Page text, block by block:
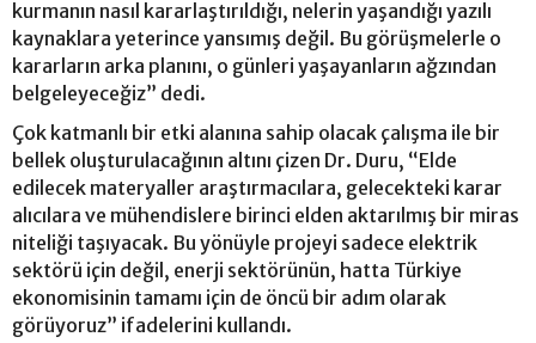
kurmanın nasıl kararlaştırıldığı, nelerin yaşandığı yazılı
kaynaklara yeterince yansımış değil. Bu görüşmelerle o
kararların arka planını, o günleri yaşayanların ağzından
belgeleyeceğiz” dedi.
Çok katmanlı bir etki alanına sahip olacak çalışma ile bir
bellek oluşturulacağının altını çizen Dr. Duru, “Elde
edilecek materyaller araştırmacılara, gelecekteki karar
alıcılara ve mühendislere birinci elden aktarılmış bir miras
niteliği taşıyacak. Bu yönüyle projeyi sadece elektrik
sektörü için değil, enerji sektörünün, hatta Türkiye
ekonomisinin tamamı için de öncü bir adım olarak
görüyoruz” ifadelerini kullandı.